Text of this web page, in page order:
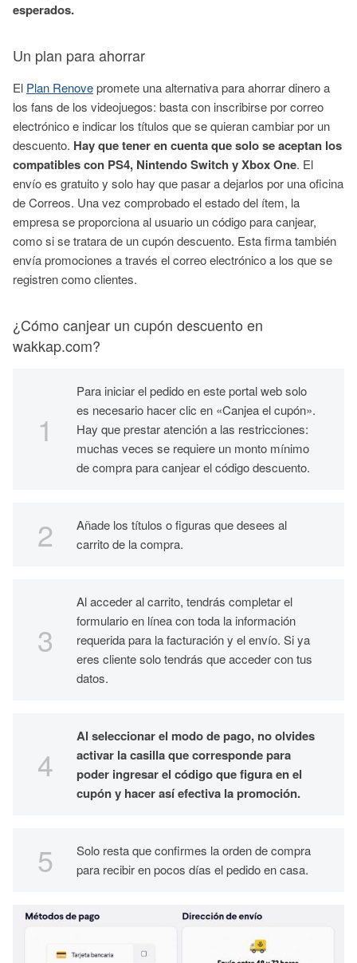
esperados.
Un plan para ahorrar
El Plan Renovepromete una alternativa para ahorrar dinero a
los fans de los videojuegos: basta con inscribirse por correo
electrónico e indicar los títulos que se quieran cambiar por un
descuento. Hay que tener en cuenta que solo se aceptan los
compatibles con PS4, Nintendo Switch y Xbox One. El
envío es gratuito y solo hay que pasar a dejarlos por una oficina
de Correos. Una vez comprobado el estado del ítem, la
empresa se proporciona al usuario un código para canjear,
como si se tratara de un cupón descuento. Esta firma también
envía promociones a través el correo electrónico a los que se
registren como clientes.
¿Cómo canjear un cupón descuento en
wakkap.com?
Para iniciar el pedido en este portal web solo
es necesario hacer clic en «Canjea el cupón».
Hay que prestar atención a las restricciones:
muchas veces se requiere un monto mínimo
de compra para canjear el código descuento.
Añade los títulos o figuras que desees al
carrito de la compra.
Al acceder al carrito, tendrás completar el
formulario en línea con toda la información
requerida para la facturación y el envío. Si ya
eres cliente solo tendrás que acceder con tus
datos.
Al seleccionar el modo de pago, no olvides
activar la casilla que corresponde para
poder ingresar el código que figura en el
cupón y hacer así efectiva la promoción.
Solo resta que confirmes la orden de compra
para recibir en pocos días el pedido en casa.